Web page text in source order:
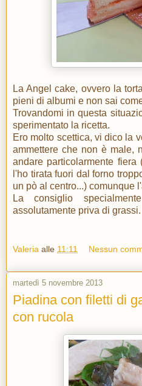
La Angel cake, ovvero la
pieni di albumi e non sai
Trovandomi in questa
sperimentato la ricetta.
Ero molto scettica, vi dico la
ammettere che non è male,
andare particolarmente
l'ho tirata fuori dal forno
un pò al centro...) comunque
La consiglio
assolutamente priva di grassi.
Valeria alle 11:11 Nessun
martedì 5 novembre 2013
Piadina con filetti di
con rucola